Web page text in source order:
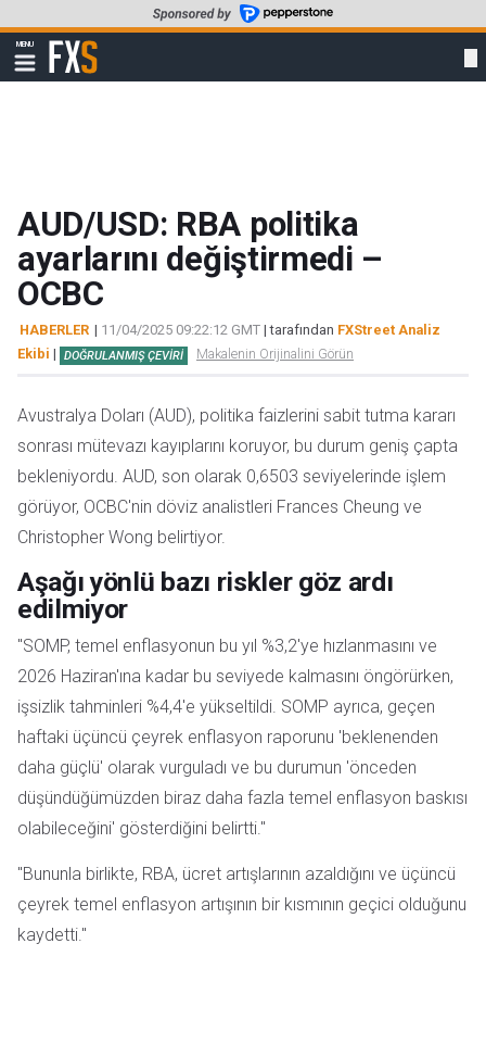
to
main
content
MENU
Show
navigation
FXStreet
AUD/USD: RBA politika
ayarlarını değiştirmedi –
OCBC
HABERLER | 11/04/2025 09:22:12 GMT | tarafından FXStreet Analiz
Ekibi | DOĞRULANMIŞ ÇEVIRI Makalenin Orijinalini Görün
Avustralya Doları (AUD), politika faizlerini sabit tutma kararı
sonrası mütevazı kayıplarını koruyor, bu durum geniş çapta
bekleniyordu. AUD, son olarak 0,6503 seviyelerinde işlem
görüyor, OCBC'nin döviz analistleri Frances Cheung ve
Christopher Wong belirtiyor.
Aşağı yönlü bazı riskler göz ardı
edilmiyor
"SOMP, temel enflasyonun bu yıl %3,2'ye hızlanmasını ve
2026 Haziran'ına kadar bu seviyede kalmasını öngörürken,
işsizlik tahminleri %4,4'e yükseltildi. SOMP ayrıca, geçen
haftaki üçüncü çeyrek enflasyon raporunu 'beklenenden
daha güçlü' olarak vurguladı ve bu durumun 'önceden
düşündüğümüzden biraz daha fazla temel enflasyon baskısı
olabileceğini' gösterdiğini belirtti."
"Bununla birlikte, RBA, ücret artışlarının azaldığını ve üçüncü
çeyrek temel enflasyon artışının bir kısmının geçici olduğunu
kaydetti."